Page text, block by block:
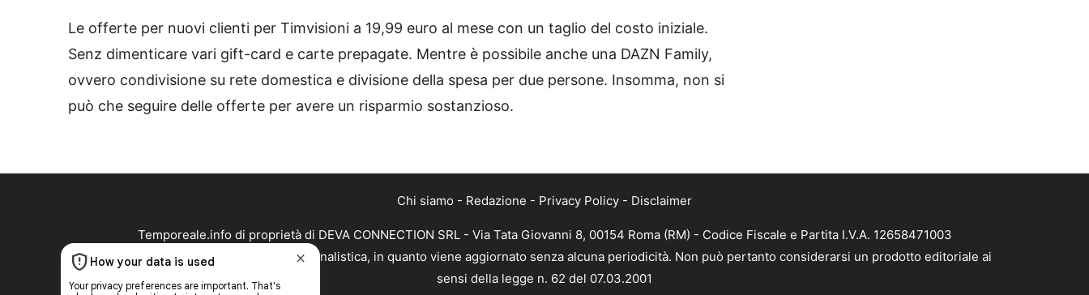
Le offerte per nuovi clienti per Timvisioni a 19,99 euro al mese con un taglio del costo iniziale.
Senz dimenticare vari gift-card e carte prepagate. Mentre è possibile anche una DAZN Family,
ovvero condivisione su rete domestica e divisione della spesa per due persone. Insomma, non si
può che seguire delle offerte per avere un risparmio sostanzioso.
Chi siamo - Redazione - Privacy Policy - Disclaimer
Temporeale.info di proprietà di DEVA CONNECTION SRL - Via Tata Giovanni 8, 00154 Roma (RM) - Codice Fiscale e Partita I.V.A. 12658471003
Temporeale.info non è una testata giornalistica, in quanto viene aggiornato senza alcuna periodicità. Non può pertanto considerarsi un prodotto editoriale ai
sensi della legge n. 62 del 07.03.2001